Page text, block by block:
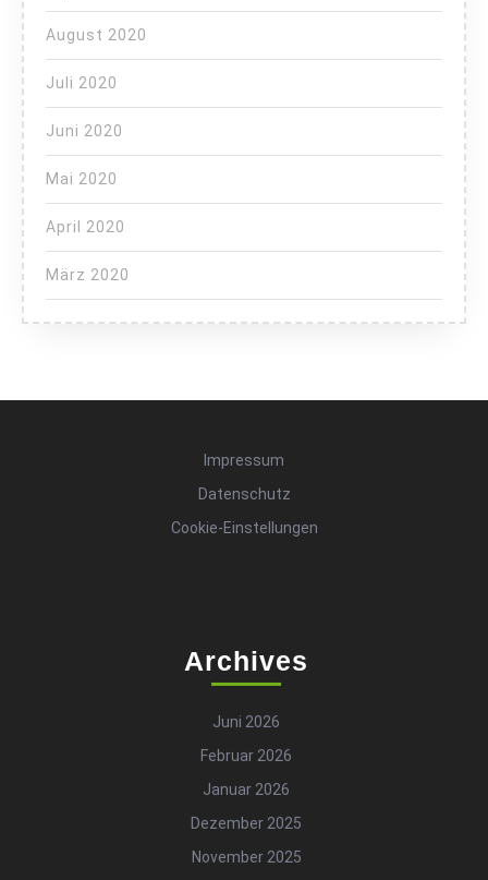
August 2020
Juli 2020
Juni 2020
Mai 2020
April 2020
März 2020
Impressum
Datenschutz
Cookie-Einstellungen
Archives
Juni 2026
Februar 2026
Januar 2026
Dezember 2025
November 2025